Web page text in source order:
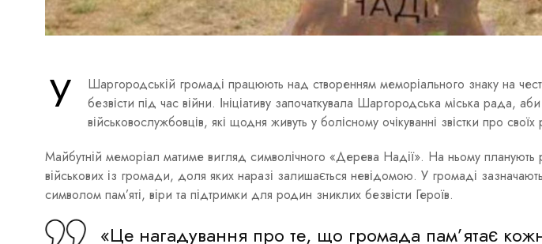
У
Шаргородській громаді працюють над створенням меморіального знаку на
безвісти під час війни. Ініціативу започаткувала Шаргородська міська рада,
військовослужбовців, які щодня живуть у болісному очікуванні звістки про своїх
Майбутній меморіал матиме вигляд символічного «Дерева Надії». На ньому планують
військових із громади, доля яких наразі залишається невідомою. У громаді
символом пам’яті, віри та підтримки для родин зниклих безвісти Героїв.
«Це нагадування про те, що громада пам’ятає